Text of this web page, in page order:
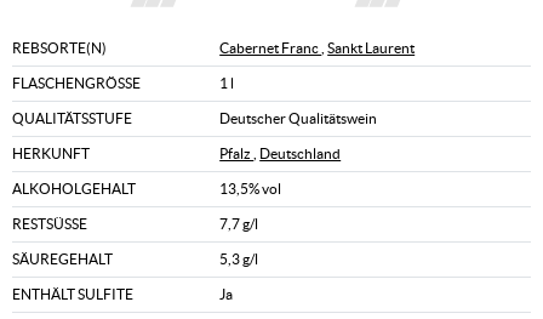
REBSORTE(N) Cabernet Franc ,Sankt Laurent
FLASCHENGRÖSSE 1 l
QUALITÄTSSTUFE Deutscher Qualitätswein
HERKUNFT Pfalz Deutschland
ALKOHOLGEHALT 13,5% vol
RESTSÜSSE 7,7 g/l
SÄUREGEHALT 5,3 g/l
ENTHÄLT SULFITE Ja